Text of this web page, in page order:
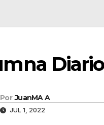
Por JuanMA A
JUL 1, 2022